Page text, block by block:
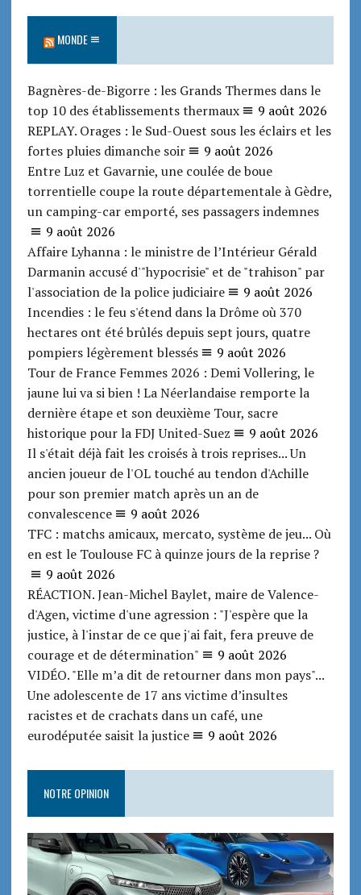
MONDE
Bagnères-de-Bigorre : les Grands Thermes dans le
top 10 des établissements thermaux
9 août 2026
REPLAY. Orages : le Sud-Ouest sous les éclairs et les
fortes pluies dimanche soir
9 août 2026
Entre Luz et Gavarnie, une coulée de boue
torrentielle coupe la route départementale à Gèdre,
un camping-car emporté, ses passagers indemnes
9 août 2026
Affaire Lyhanna : le ministre de l’Intérieur Gérald
Darmanin accusé d'"hypocrisie" et de "trahison" par
l'association de la police judiciaire
9 août 2026
Incendies : le feu s'étend dans la Drôme où 370
hectares ont été brûlés depuis sept jours, quatre
pompiers légèrement blessés
9 août 2026
Tour de France Femmes 2026 : Demi Vollering, le
jaune lui va si bien ! La Néerlandaise remporte la
dernière étape et son deuxième Tour, sacre
historique pour la FDJ United-Suez
9 août 2026
Il s'était déjà fait les croisés à trois reprises... Un
ancien joueur de l'OL touché au tendon d'Achille
pour son premier match après un an de
convalescence
9 août 2026
TFC : matchs amicaux, mercato, système de jeu... Où
en est le Toulouse FC à quinze jours de la reprise ?
9 août 2026
RÉACTION. Jean-Michel Baylet, maire de Valence-
d'Agen, victime d'une agression : "J'espère que la
justice, à l'instar de ce que j'ai fait, fera preuve de
courage et de détermination"
9 août 2026
VIDÉO. "Elle m’a dit de retourner dans mon pays"...
Une adolescente de 17 ans victime d’insultes
racistes et de crachats dans un café, une
eurodéputée saisit la justice
9 août 2026
NOTRE OPINION